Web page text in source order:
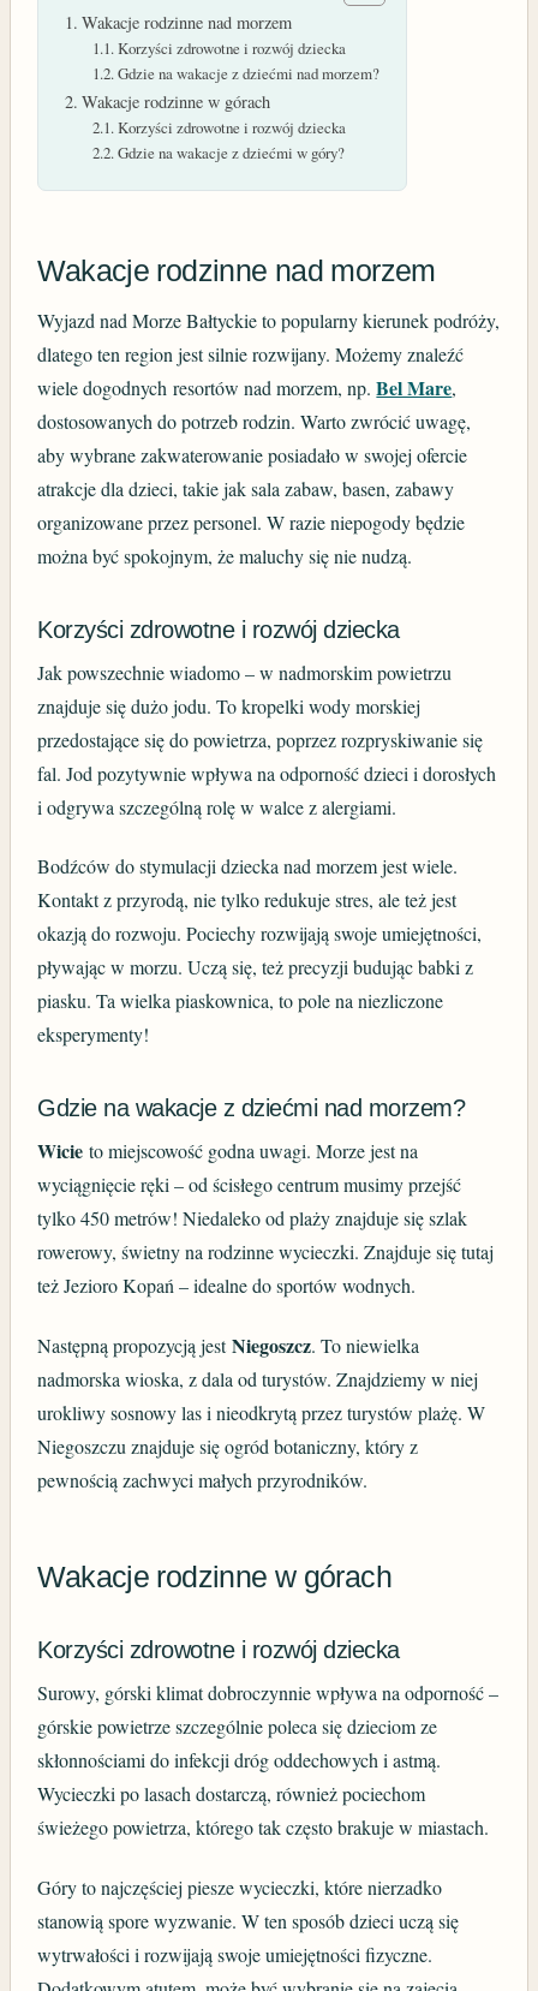
Wakacje rodzinne nad morzem
Korzyści zdrowotne i rozwój dziecka
Gdzie na wakacje z dziećmi nad morzem?
Wakacje rodzinne w górach
Korzyści zdrowotne i rozwój dziecka
Gdzie na wakacje z dziećmi w góry?
Wakacje rodzinne nad morzem
Wyjazd nad Morze Bałtyckie to popularny kierunek podróży,
dlatego ten region jest silnie rozwijany. Możemy znaleźć
wiele dogodnychresortów nad morzem, np.Bel Mare,
dostosowanych do potrzeb rodzin. Warto zwrócić uwagę,
aby wybrane zakwaterowanie posiadało w swojej ofercie
atrakcje dla dzieci, takie jak sala zabaw, basen, zabawy
organizowane przez personel. W razie niepogody będzie
można być spokojnym, że maluchy się nie nudzą.
Korzyści zdrowotne i rozwój dziecka
Jak powszechnie wiadomo – w nadmorskim powietrzu
znajduje się dużo jodu. To kropelki wody morskiej
przedostające się do powietrza, poprzez rozpryskiwanie się
fal. Jod pozytywnie wpływa na odporność dzieci i dorosłych
i odgrywa szczególną rolę w walce z alergiami.
Bodźców do stymulacji dziecka nad morzem jest wiele.
Kontakt z przyrodą, nie tylko redukuje stres, ale też jest
okazją do rozwoju. Pociechy rozwijają swoje umiejętności,
pływając w morzu. Uczą się, też precyzji budując babki z
piasku. Ta wielka piaskownica, to pole na niezliczone
eksperymenty!
Gdzie na wakacje z dziećmi nad morzem?
Wicie to miejscowość godna uwagi. Morze jest na
wyciągnięcie ręki – od ścisłego centrum musimy przejść
tylko 450 metrów! Niedaleko od plaży znajduje się szlak
rowerowy, świetny na rodzinne wycieczki. Znajduje się tutaj
też Jezioro Kopań – idealne do sportów wodnych.
Następną propozycją jestNiegoszcz. To niewielka
nadmorska wioska, z dala od turystów. Znajdziemy w niej
urokliwy sosnowy las i nieodkrytą przez turystów plażę. W
Niegoszczu znajduje się ogród botaniczny, który z
pewnością zachwyci małych przyrodników.
Wakacje rodzinne w górach
Korzyści zdrowotne i rozwój dziecka
Surowy, górski klimat dobroczynnie wpływa na odporność –
górskie powietrze szczególnie poleca się dzieciom ze
skłonnościami do infekcji dróg oddechowych i astmą.
Wycieczki po lasach dostarczą, również pociechom
świeżego powietrza, którego tak często brakuje w miastach.
Góry to najczęściej piesze wycieczki, które nierzadko
stanowią spore wyzwanie. W ten sposób dzieci uczą się
wytrwałości i rozwijają swoje umiejętności fizyczne.